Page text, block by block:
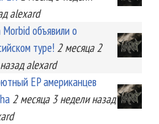
alexard
Morbid объявили о
туре! 2 месяца 2
alexard
EP американцев
2 месяца 3 неделиназад